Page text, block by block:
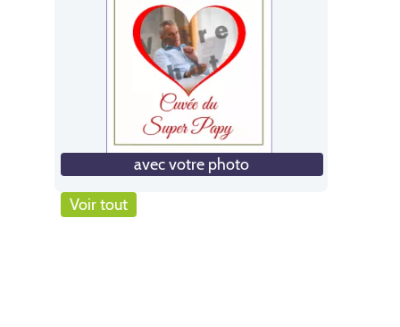
avec votre photo
Voir tout